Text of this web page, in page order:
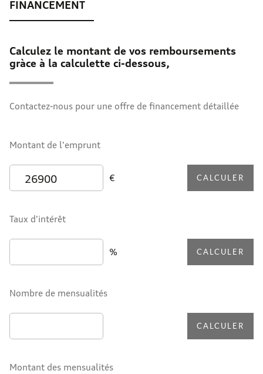
Calculez le montant de vos remboursements
gràce à la calculette ci-dessous,
Contactez-nous pour une offre de financement détaillée
Montant de l'emprunt
€ CALCULER
Taux d'intérêt
% CALCULER
Nombre de mensualités
CALCULER
Montant des mensualités